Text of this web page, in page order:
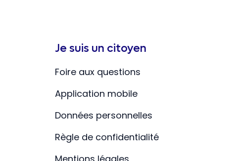
Je suis un citoyen
Foire aux questions
Application mobile
Données personnelles
Règle de confidentialité